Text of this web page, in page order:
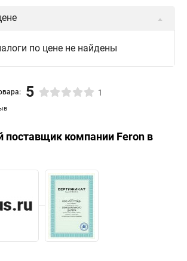
по цене не найдены
5 1
поставщик компании Feron в